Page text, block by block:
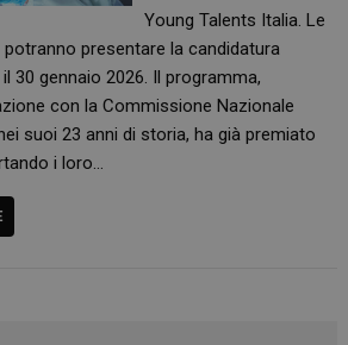
Young Talents Italia. Le
presentare la candidatura
30 gennaio 2026. Il programma,
con la Commissione Nazionale
nei suoi 23 anni di storia, ha già premiato
i loro…